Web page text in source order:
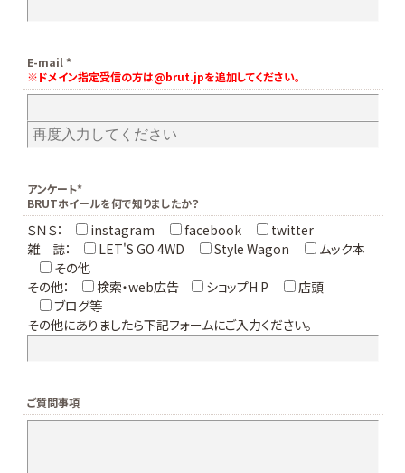
E-mail *
※ドメイン指定受信の方は@brut.jpを追加してください。
アンケート*
BRUTホイールを何で知りましたか？
ＳＮＳ： instagram facebook
twitter
雑 誌：
LET'S GO 4WD Style Wagon
ムック本
その他
その他：
検索・web広告 ショップH P
店頭
ブログ等
その他にありましたら下記フォームにご入力ください。
ご質問事項